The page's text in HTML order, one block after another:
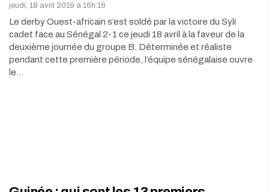
jeudi, 18 avril 2019 à 16h:16
Le derby Ouest-africain s’est soldé par la victoire du Syli
cadet face au Sénégal 2-1 ce jeudi 18 avril à la faveur de la
deuxième journée du groupe B. Déterminée et réaliste
pendant cette première période, l’équipe sénégalaise ouvre
le…